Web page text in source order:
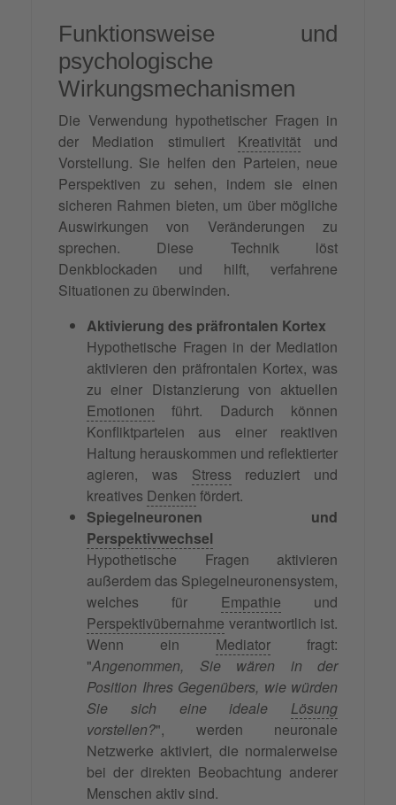
Funktionsweise und
psychologische
Wirkungsmechanismen
Die Verwendung hypothetischer Fragen in
der Mediation stimuliert Kreativitätund
Vorstellung. Sie helfen den Parteien, neue
Perspektiven zu sehen, indem sie einen
sicheren Rahmen bieten, um über mögliche
Auswirkungen von Veränderungen zu
sprechen. Diese Technik löst
Denkblockaden und hilft, verfahrene
Situationen zu überwinden.
Aktivierung des präfrontalen Kortex
Hypothetische Fragen in der Mediation
aktivieren den präfrontalen Kortex, was
zu einer Distanzierung von aktuellen
Emotionen führt. Dadurch können
Konfliktparteien aus einer reaktiven
Haltung herauskommen und reflektierter
agieren, was Stress reduziert und
kreatives Denken fördert.
Spiegelneuronen und
Perspektivwechsel
Hypothetische Fragen aktivieren
außerdem das Spiegelneuronensystem,
welches für Empathie und
Perspektivübernahme verantwortlich ist.
Wenn ein Mediator fragt:
"Angenommen, Sie wären in der
Position Ihres Gegenübers, wie würden
Sie sich eine ideale Lösung
vorstellen?", werden neuronale
Netzwerke aktiviert, die normalerweise
bei der direkten Beobachtung anderer
Menschen aktiv sind.